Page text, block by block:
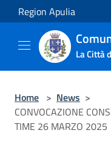
Salta al contenuto principale
Region Apulia
La Città
Home > News >
CONVOCAZIONE
TIME 26 MARZO 2025